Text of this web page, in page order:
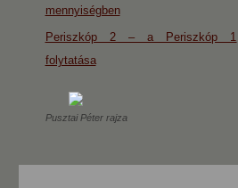
mennyiségben
Periszkóp 2 – a Periszkóp 1
folytatása
Pusztai Péter rajza